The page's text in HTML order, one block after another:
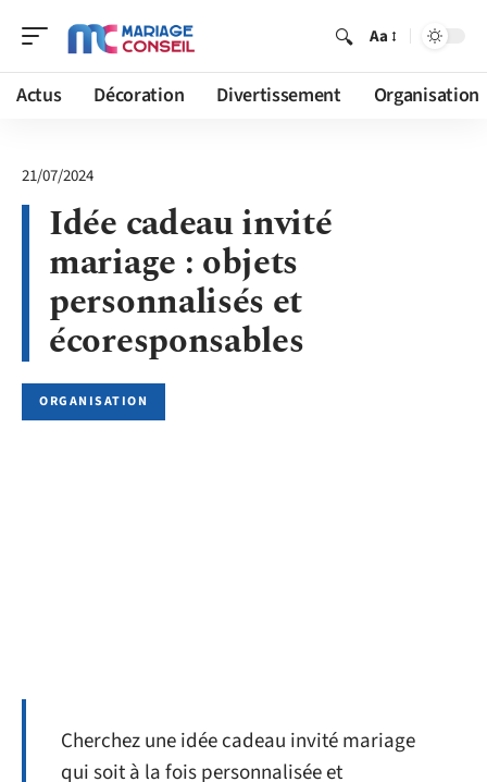
Aa
Actus Décoration Divertissement Organisation
21/07/2024
Idée cadeau invité
mariage : objets
personnalisés et
écoresponsables
ORGANISATION
Cherchez une idée cadeau invité mariage
qui soit à la fois personnalisée et